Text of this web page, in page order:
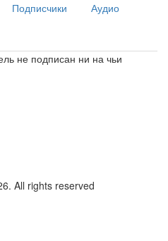
Подписчики Аудио
не подписан ни на чьи
All rights reserved